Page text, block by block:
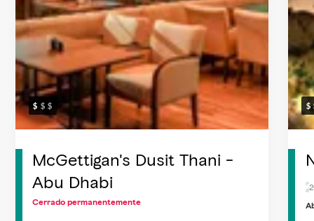
McGettigan's Dusit Thani -
Abu Dhabi
Cerrado permanentemente